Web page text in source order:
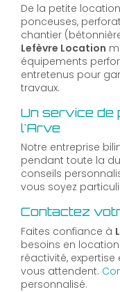
De la petite
ponceuses,
chantier
Lefèvre Location
équipements
entretenus pour
travaux.
Un service de
l'Arve
Notre entreprise
pendant toute la
conseils
vous soyez
Contactez
Faites confiance à
besoins en
réactivité,
vous attendent.
personnalisé.